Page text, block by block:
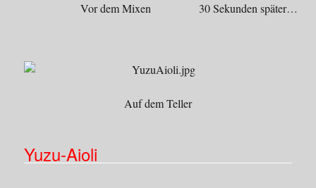
Vor dem Mixen 30 Sekunden später…
Auf dem Teller
Yuzu-Aioli